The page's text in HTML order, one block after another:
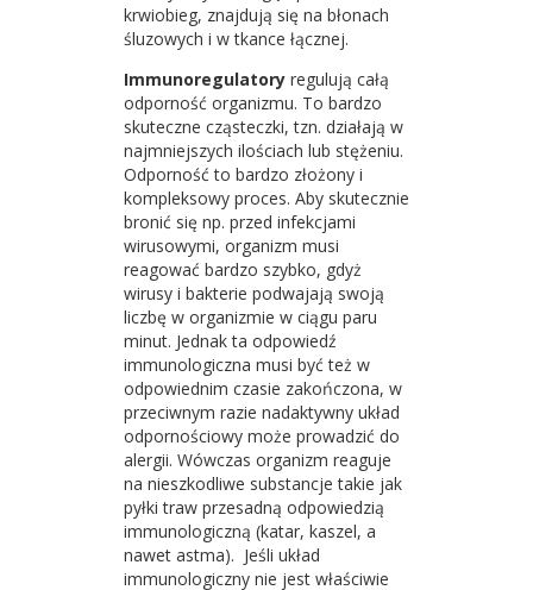
krwiobieg, znajdują się na błonach
śluzowych i w tkance łącznej.
Immunoregulatory regulują całą
odporność organizmu. To bardzo
skuteczne cząsteczki, tzn. działają w
najmniejszych ilościach lub stężeniu.
Odporność to bardzo złożony i
kompleksowy proces. Aby skutecznie
bronić się np. przed infekcjami
wirusowymi, organizm musi
reagować bardzo szybko, gdyż
wirusy i bakterie podwajają swoją
liczbę w organizmie w ciągu paru
minut. Jednak ta odpowiedź
immunologiczna musi być też w
odpowiednim czasie zakończona, w
przeciwnym razie nadaktywny układ
odpornościowy może prowadzić do
alergii. Wówczas organizm reaguje
na nieszkodliwe substancje takie jak
pyłki traw przesadną odpowiedzią
immunologiczną (katar, kaszel, a
nawet astma). Jeśli układ
immunologiczny nie jest właściwie